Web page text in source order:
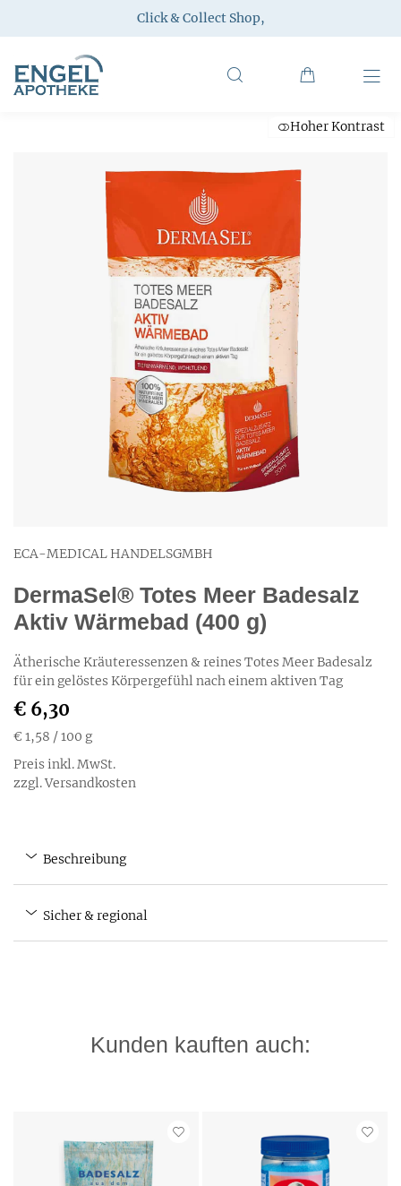
Click & Collect Shop,
Hoher Kontrast
ECA-MEDICAL HANDELSGMBH
DermaSel® Totes Meer Badesalz
Aktiv Wärmebad (400 g)
Ätherische Kräuteressenzen & reines Totes Meer Badesalz
für ein gelöstes Körpergefühl nach einem aktiven Tag
€ 6,30
€ 1,58 / 100 g
Preis inkl. MwSt.
zzgl. Versandkosten
Beschreibung
Sicher & regional
Kunden kauften auch: